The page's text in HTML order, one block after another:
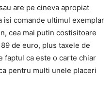
are pe cineva apropiat
isi comande ultimul exemplar
cea mai putin costisitoare
de euro, plus taxele de
faptul ca este o carte chiar
pentru multi unele placeri